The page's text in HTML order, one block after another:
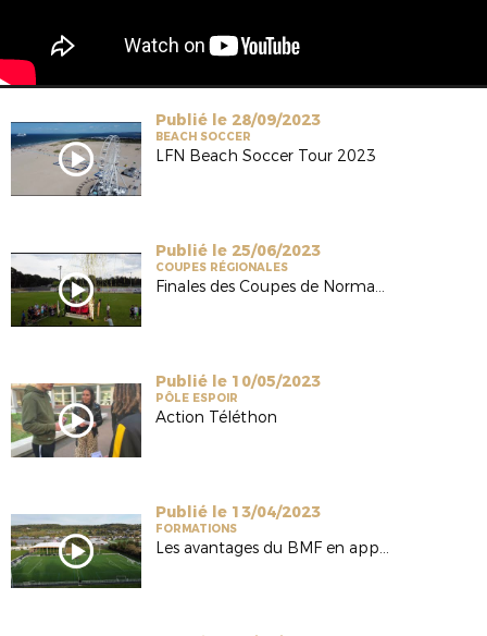
Publié le 28/09/2023
BEACH SOCCER
LFN Beach Soccer Tour 2023
Publié le 25/06/2023
COUPES RÉGIONALES
Finales des Coupes de Normandie 2023
Publié le 10/05/2023
PÔLE ESPOIR
Action Téléthon
Publié le 13/04/2023
FORMATIONS
Les avantages du BMF en apprentissage